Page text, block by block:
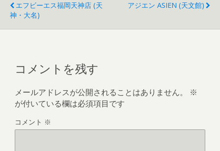
エフビーエス福岡天神店 (天
神・大名)
アジエン ASIEN (天文館)
コメントを残す
メールアドレスが公開されることはありません。
※
が付いている欄は必須項目です
コメント ※